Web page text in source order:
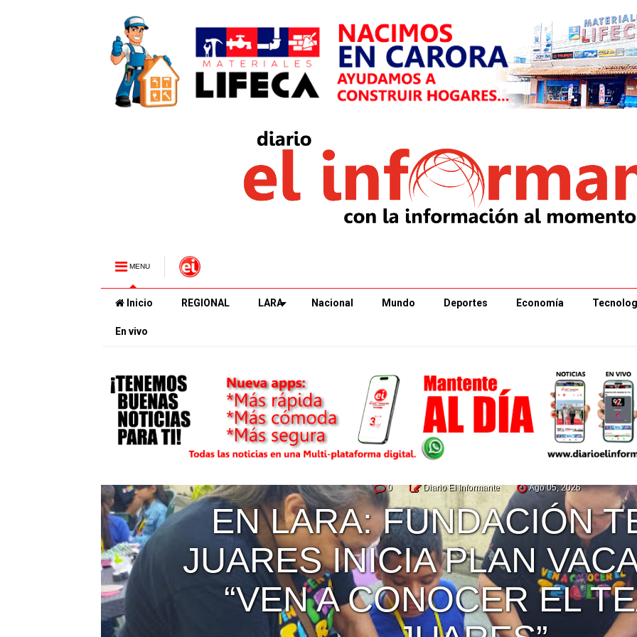
MENU
Inicio REGIONAL LARA Nacional Mundo Deportes Economía
En vivo
0 Diario El Informante Ago 05, 2026
LA UFT OFICIALIZA
EL INICIO DEL
EJECUCIÓN DEL